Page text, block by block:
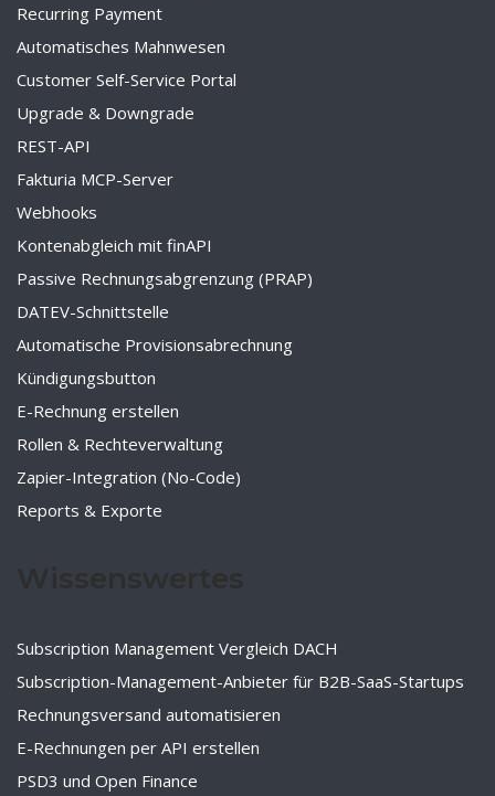
Recurring Payment
Automatisches Mahnwesen
Customer Self-Service Portal
Upgrade & Downgrade
REST-API
Fakturia MCP-Server
Webhooks
Kontenabgleich mit finAPI
Passive Rechnungsabgrenzung (PRAP)
DATEV-Schnittstelle
Automatische Provisionsabrechnung
Kündigungsbutton
E-Rechnung erstellen
Rollen & Rechteverwaltung
Zapier-Integration (No-Code)
Reports & Exporte
Subscription Management Vergleich DACH
Subscription-Management-Anbieter für B2B-SaaS-Startups
Rechnungsversand automatisieren
E-Rechnungen per API erstellen
PSD3 und Open Finance